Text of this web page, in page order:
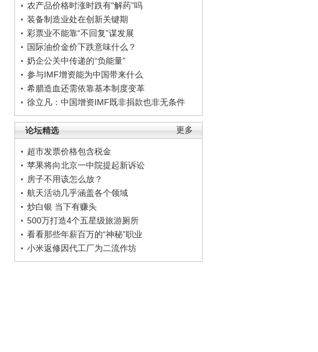
农产品价格时涨时跌有“解药”吗
装备制造业处在创新关键期
彩票业不能靠“不回复”谋发展
国际油价金价下跌意味什么？
奶企公关中传递的“负能量”
参与IMF增资能为中国带来什么
希腊造血还需依靠基本制度变革
徐立凡：中国增资IMF既非捐款也非无条件
更多
论坛精选
超市发票价格包含税金
苹果将向北京一中院提起新诉讼
房子不用该怎么放？
航天活动几乎涵盖各个领域
炒白银 当下有赚头
500万打造4个五星级旅游厕所
看看那些年薪百万的“神秘”职业
小米返修因代工厂为二流作坊